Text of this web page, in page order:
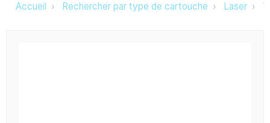
Accueil Rechercher par type de cartouche Laser